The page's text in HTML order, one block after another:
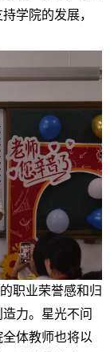
学院的发展，
职业荣誉感和归
力。星光不问
体教师也将以